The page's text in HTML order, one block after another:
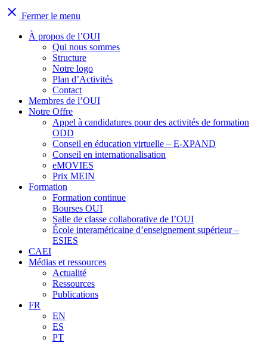
close Fermer le menu
À propos de l’OUI
Qui nous sommes
Structure
Notre logo
Plan d’Activités
Contact
Membres de l’OUI
Notre Offre
Appel à candidatures pour des activités de formation
ODD
Conseil en éducation virtuelle – E-XPAND
Conseil en internationalisation
eMOVIES
Prix MEIN
Formation
Formation continue
Bourses OUI
Salle de classe collaborative de l’OUI
École interaméricaine d’enseignement supérieur –
ESIES
CAEI
Médias et ressources
Actualité
Ressources
Publications
FR
EN
ES
PT